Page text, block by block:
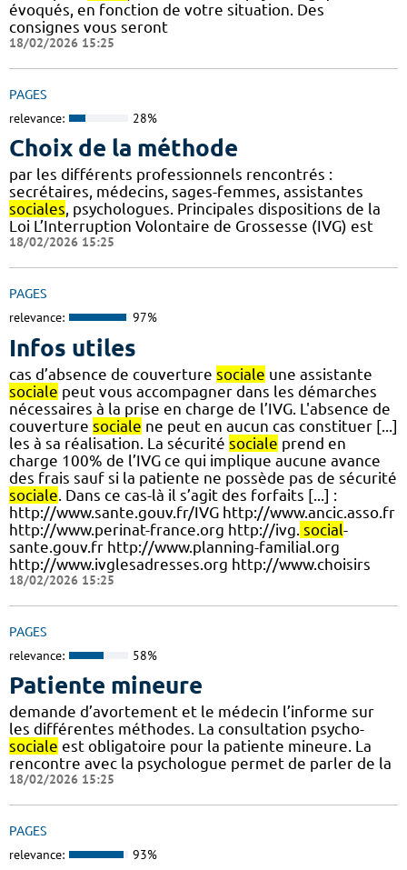
évoqués, en fonction de votre situation. Des
consignes vous seront
18/02/2026 15:25
PAGES
relevance: 28%
Choix de la méthode
par les différents professionnels rencontrés :
secrétaires, médecins, sages-femmes, assistantes
sociales, psychologues. Principales dispositions de la
Loi L’Interruption Volontaire de Grossesse (IVG) est
18/02/2026 15:25
PAGES
relevance: 97%
Infos utiles
cas d’absence de couverture sociale une assistante
sociale peut vous accompagner dans les démarches
nécessaires à la prise en charge de l’IVG. L'absence de
couverture sociale ne peut en aucun cas constituer [...]
les à sa réalisation. La sécurité sociale prend en
charge 100% de l’IVG ce qui implique aucune avance
des frais sauf si la patiente ne possède pas de sécurité
sociale. Dans ce cas-là il s’agit des forfaits [...] :
http://www.sante.gouv.fr/IVG http://www.ancic.asso.fr
http://www.perinat-france.org http://ivg. social-
sante.gouv.fr http://www.planning-familial.org
http://www.ivglesadresses.org http://www.choisirs
18/02/2026 15:25
PAGES
relevance: 58%
Patiente mineure
demande d’avortement et le médecin l’informe sur
les différentes méthodes. La consultation psycho-
sociale est obligatoire pour la patiente mineure. La
rencontre avec la psychologue permet de parler de la
18/02/2026 15:25
PAGES
relevance: 93%